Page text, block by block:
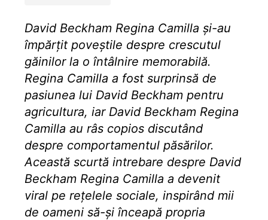
David Beckham Regina Camilla și-au
împărțit poveștile despre crescutul
găinilor la o întâlnire memorabilă.
Regina Camilla a fost surprinsă de
pasiunea lui David Beckham pentru
agricultura, iar David Beckham Regina
Camilla au râs copios discutând
despre comportamentul păsărilor.
Această scurtă intrebare despre David
Beckham Regina Camilla a devenit
viral pe rețelele sociale, inspirând mii
de oameni să-și înceapă propria